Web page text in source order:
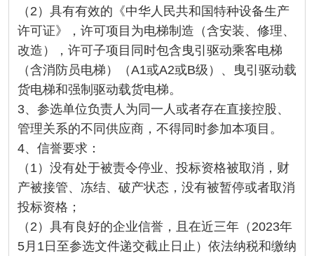
（2）具有有效的《中华人民共和国特种设备生产
许可证》，许可项目为电梯制造（含安装、修理、
改造），许可子项目同时包含曳引驱动乘客电梯
（含消防员电梯）（A1或A2或B级）、曳引驱动载
货电梯和强制驱动载货电梯。
3、参选单位负责人为同一人或者存在直接控股、
管理关系的不同供应商，不得同时参加本项目。
4、信誉要求：
（1）没有处于被责令停业、投标资格被取消，财
产被接管、冻结、破产状态，没有被暂停或者取消
投标资格；
（2）具有良好的企业信誉，且在近三年（2023年
5月1日至参选文件递交截止日止）依法纳税和缴纳